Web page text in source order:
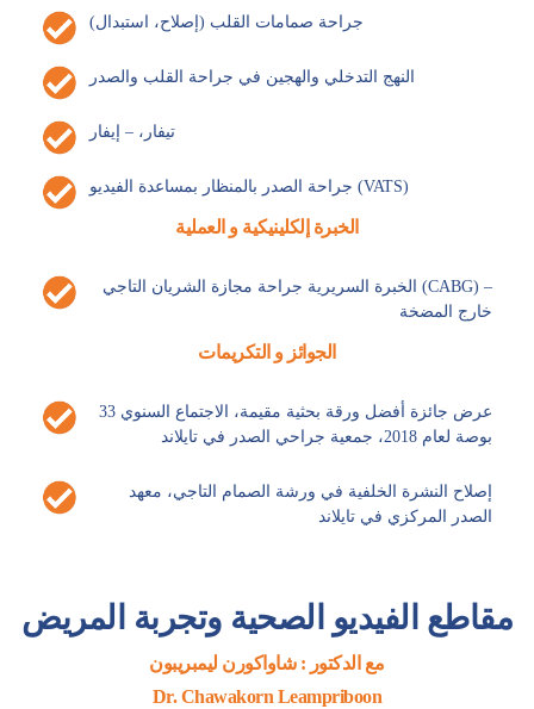
جراحة صمامات القلب (إصلاح، استبدال)
النهج التدخلي والهجين في جراحة القلب والصدر
تيفار، – إيفار
جراحة الصدر بالمنظار بمساعدة الفيديو (VATS)
الخبرة إلكلينيكية و العملية
الخبرة السريرية جراحة مجازة الشريان التاجي (CABG) –
خارج المضخة
الجوائز و التكريمات
عرض جائزة أفضل ورقة بحثية مقيمة، الاجتماع السنوي 33
بوصة لعام 2018، جمعية جراحي الصدر في تايلاند
إصلاح النشرة الخلفية في ورشة الصمام التاجي، معهد
الصدر المركزي في تايلاند
مقاطع الفيديو الصحية وتجربة المريض
مع الدكتور : شاواكورن ليمبريبون
Dr. Chawakorn Leampriboon